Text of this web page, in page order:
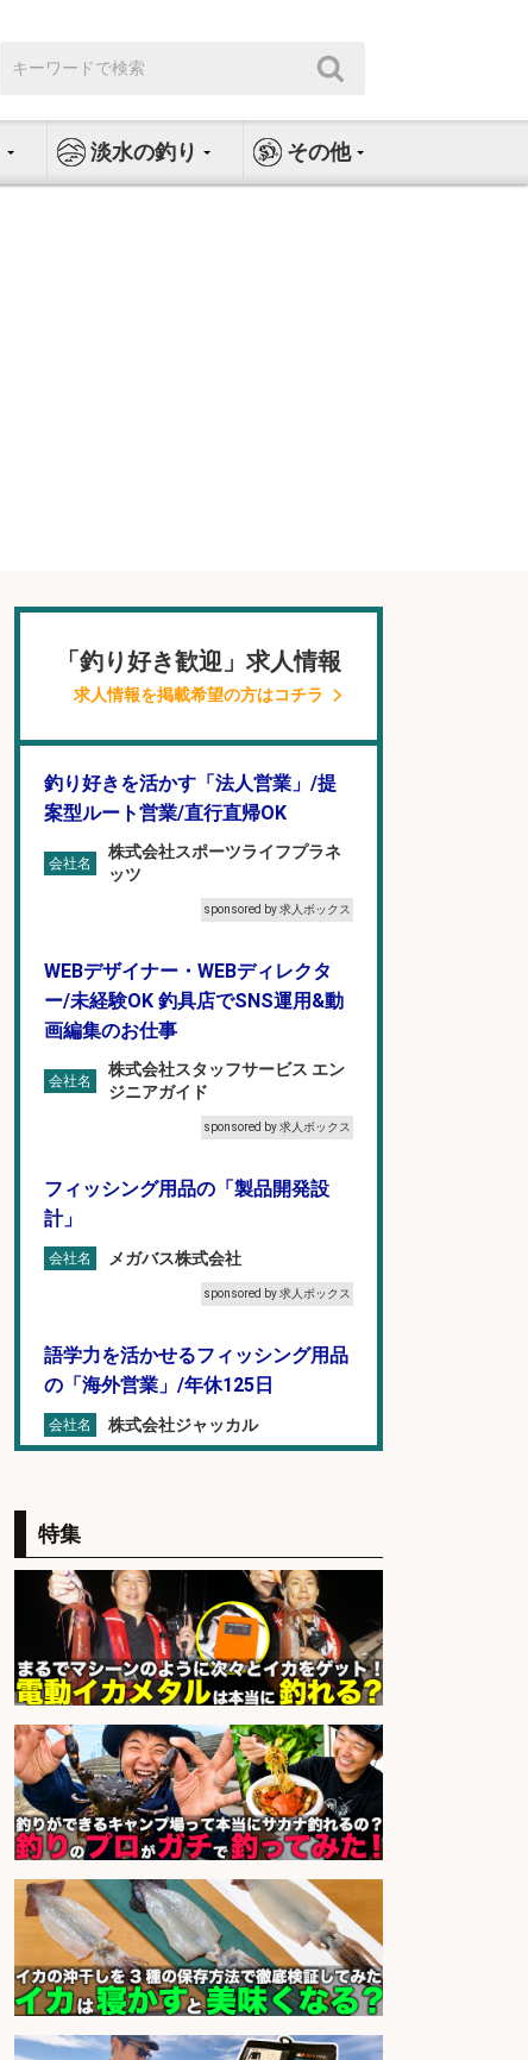
索:
淡水の釣り その他
「釣り好き歓迎」求人情報
求人情報を掲載希望の方はコチラ
釣り好きを活かす「法人営業」/提
案型ルート営業/直行直帰OK
会社名
株式会社スポーツライフプラネ
ッツ
sponsored by 求人ボックス
WEBデザイナー・WEBディレクタ
ー/未経験OK 釣具店でSNS運用&動
画編集のお仕事
会社名
株式会社スタッフサービス エン
ジニアガイド
sponsored by 求人ボックス
フィッシング用品の「製品開発設
計」
会社名 メガバス株式会社
sponsored by 求人ボックス
語学力を活かせるフィッシング用品
の「海外営業」/年休125日
会社名 株式会社ジャッカル
和食, 日本料理・懐石料理/店長・店
長候補/本物を知る大人の隠れ家!魚
の価値を上げ、地域を元気に!店長候
補募集
会社名 酒場あらかぶ 酒場あらかぶ
sponsored by 求人ボックス
釣り好き必見「釣具の設計開
発」/DAIWA公認製品/年休117日
会社名
株式会社スポーツライフプラネ
ッツ
宮崎/魚や漁業に関わる現場・事務
の「総合職」 未経験可
会社名 宮崎県漁業協同組合連合会
sponsored by 求人ボックス
特集